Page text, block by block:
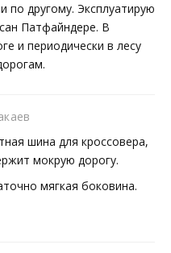
по другому. Эксплуатирую
Патфайндере. В
и периодически в лесу
шина для кроссовера,
мокрую дорогу.
мягкая боковина.